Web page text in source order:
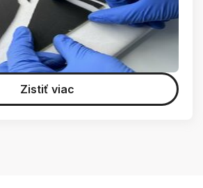
Zistiť viac